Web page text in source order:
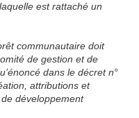
est rattaché un
communautaire doit
de gestion et de
dans le décret n°
attributions et
développement